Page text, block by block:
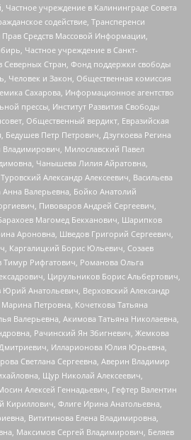
Частное учреждение в Калининграде Совета
содействие, Трансперенси
Средств Массовой Информации,
Частное учреждение в Санкт-
Северных Стран, Фонд поддержки свободы
Человек и Закон, Общественная комиссия
Сахарова, Информационное агентство
прессы, Институт Развития Свободы
Общественный вердикт, Евразийская
Бедушев Петр Петрович, Дзугкоева Регина
Милославский Павел
Чанышева Лилия Айратовна,
Александр Алексеевич, Васильева
Анна Валерьевна, Бойко Анатолий
Пивоваров Андрей Сергеевич,
Магомед Бекханович, Шарипков
Ароновна, Шведов Григорий Сергеевич,
Каргалицкий Борис Юльевич, Созаев
Тимур Рифгатович, Романова Ольга
Цирульников Борис Альбертович,
Юрий Анатольевич, Верховский Александр
Петровна, Кочеткова Татьяна
Валерьевна, Акимова Татьяна Николаевна,
Рачинский Ян Збигневич, Жемкова
Илларионова Юлия Юрьевна,
Светлана Сергеевна, Аверин Владимир
Щур Николай Алексеевич,
Алексей Геннадьевич, Гефтер Валентин
Кириллович, Флиге Ирина Анатольевна,
Вититинова Елена Владимировна,
Максимов Сергей Владимирович, Беляев